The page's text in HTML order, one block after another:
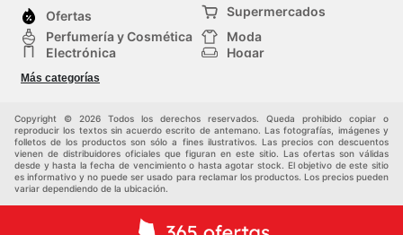
Ofertas
Supermercados
Perfumería y Cosmética
Moda
Electrónica
Hogar
Deporte
Juguetes y bebés
Más categorías
Copyright © 2026 Todos los derechos reservados. Queda prohibido copiar o
reproducir los textos sin acuerdo escrito de antemano. Las fotografías, imágenes y
folletos de los productos son sólo a fines ilustrativos. Las precios con descuentos
vienen de distribuidores oficiales que figuran en este sitio. Las ofertas son válidas
desde y hasta la fecha de vencimiento o hasta agotar stock. El objetivo de este sitio
es informativo y no puede ser usado para reclamar los productos. Los precios pueden
variar dependiendo de la ubicación.